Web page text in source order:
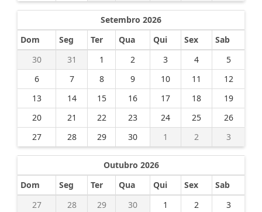
Setembro 2026
Dom
Seg Ter Qua Qui Sex
Sab
30
31 1 2 3 4
5
6
7 8 9 10 11
12
13
14 15 16 17 18
19
20
21 22 23 24 25
26
27
28 29 30 1 2 3
Outubro 2026
Dom
Seg Ter Qua Qui Sex
Sab
27
28 29 30 1 2
3